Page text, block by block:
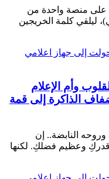
مصري على منصة واحدة من
ليلقي كلمة الخريجين
وأم الإعلام
الذاكرة إلى قمة
وروحه النابضة.. إن
قدركِ وعظيم فضلكِ. لكنها